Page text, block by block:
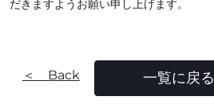
だきますようお願い申し上げます。
＜ Back 一覧に戻る